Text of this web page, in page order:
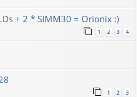
+ 2 * SIMM30 = Orionix :)
1 2 3 4
1 2 3